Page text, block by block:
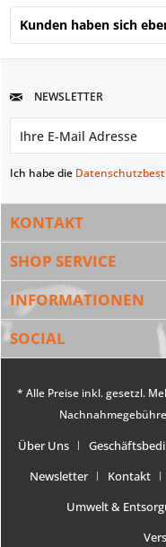
Kunden haben sich
NEWSLETTER
Ich habe die
KONTAKT
SHOP SERVICE
INFORMATIONEN
SOCIAL
* Alle Preise inkl. gesetzl.
Über Uns
Newsletter
Kontakt
Umwelt &